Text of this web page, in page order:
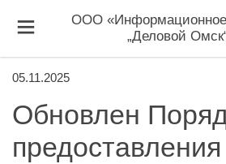
ООО «Информационное
„Деловой
05.11.2025
Обновлен